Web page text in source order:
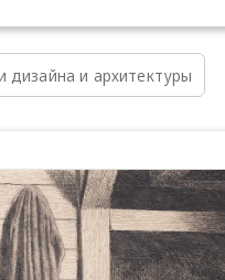
дизайна и архитектуры